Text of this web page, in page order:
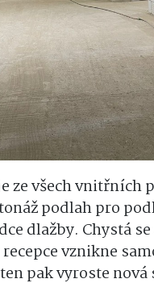
ze všech vnitřních
podlah pro
dlažby. Chystá
vznikne
pak vyroste nová